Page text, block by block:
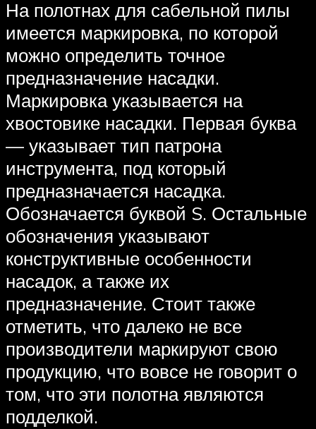
На полотнах для сабельной пилы
имеется маркировка, по которой
можно определить точное
предназначение насадки.
Маркировка указывается на
хвостовике насадки. Первая буква
— указывает тип патрона
инструмента, под который
предназначается насадка.
Обозначается буквой S. Остальные
обозначения указывают
конструктивные особенности
насадок, а также их
предназначение. Стоит также
отметить, что далеко не все
производители маркируют свою
продукцию, что вовсе не говорит о
том, что эти полотна являются
подделкой.